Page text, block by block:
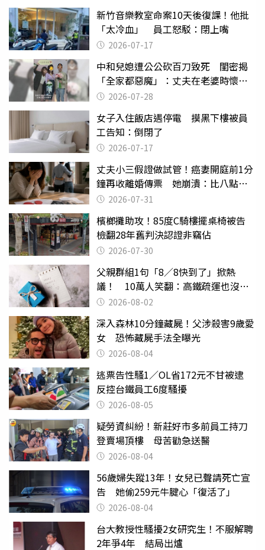
新竹音樂教室命案10天後復課！他批
「太冷血」 員工怒駁：閉上嘴
2026-07-17
中和兒媳遭公公砍百刀致死 閨密揭
「全家都惡魔」：丈夫在老婆時懷孕
摔東西
2026-07-28
女子入住飯店遇停電 摸黑下樓被員
工告知：倒閉了
2026-07-17
丈夫小三假證做試管！癌妻開庭前1分
鐘再收離婚傳票 她崩潰：比八點檔
還扯2026-07-31
檳榔攤助攻！85度C騎樓擺桌椅被告
檢翻28年舊判決認證非竊佔
2026-07-30
父親群組1句「8／8快到了」掀熱
議！ 10萬人笑翻：高鐵疏運也沒列
父親節
2026-08-02
深入森林10分鐘藏屍！父涉殺害9歲愛
女 恐怖藏屍手法全曝光
2026-08-04
逃票告性騷1／OL省172元不甘被逮
反控台鐵員工6度騷擾
2026-08-05
疑勞資糾紛！新莊好市多前員工持刀
登賣場頂樓 母苦勸急送醫
2026-08-04
56歲婦失蹤13年！女兒已聲請死亡宣
告 她偷259元牛腱心「復活了」
2026-08-04
台大教授性騷擾2女研究生！不服解聘
2年爭4年 結局出爐